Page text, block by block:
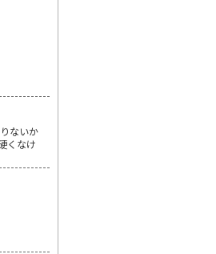
ないか
くなけ